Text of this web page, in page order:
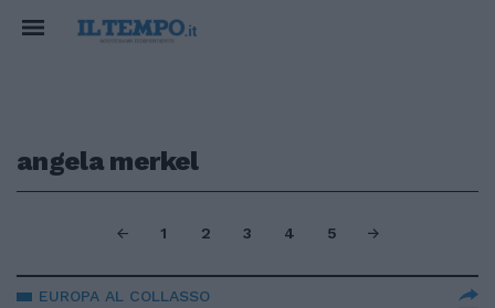
angela merkel
1 2 3 4 5
EUROPA AL COLLASSO